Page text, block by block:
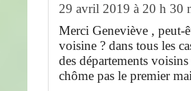
29 avril 2019 à 20 h 30
Merci Geneviève , peut-
voisine ? dans tous les
des départements
chôme pas le premier